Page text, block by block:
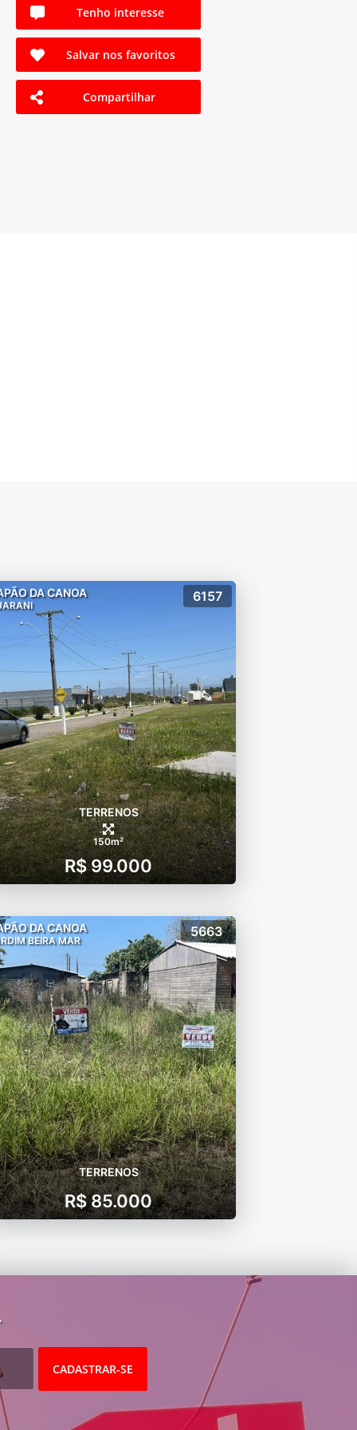
Tenho interesse
Salvar nos favoritos
Compartilhar
DA CANOA 6157
TERRENOS
150m²
R$ 99.000
DA CANOA
BEIRA MAR
5663
TERRENOS
R$ 85.000
CADASTRAR-SE